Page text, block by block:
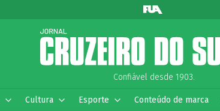
Confiável desde 1903.
Cultura Esporte Conteúdo de marca